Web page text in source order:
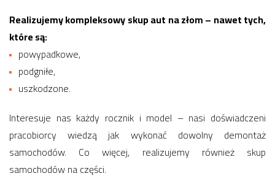
Realizujemy kompleksowy skup aut na złom – nawet tych,
które są:
powypadkowe,
podgniłe,
uszkodzone.
Interesuje nas każdy rocznik i model – nasi doświadczeni
pracobiorcy wiedzą jak wykonać dowolny demontaż
samochodów. Co więcej, realizujemy również skup
samochodów na części.